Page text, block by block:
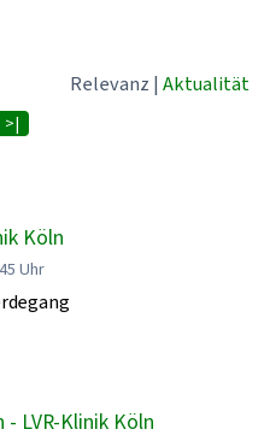
Relevanz | Aktualität
>|
Köln
Uhr
LVR-Klinik Köln